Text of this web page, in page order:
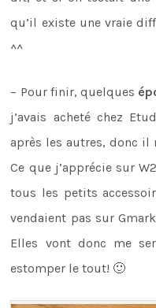
qu’il existe une vraie
^^
– Pour finir, quelques
j’avais acheté chez
après les autres, donc
Ce que j’apprécie sur
tous les petits
vendaient pas sur
Elles vont donc me
estomper le tout! 🙂